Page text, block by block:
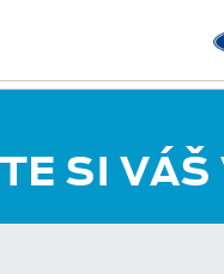
SI VÁŠ